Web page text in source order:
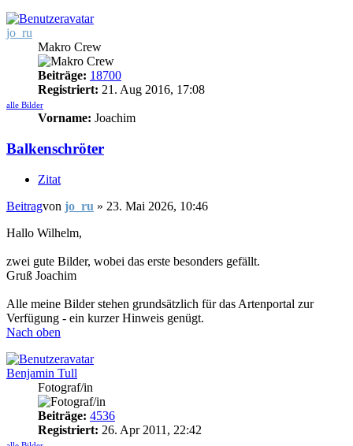
jo_ru
Makro Crew
Beiträge: 18700
Registriert: 21. Aug 2016, 17:08
alle Bilder
Vorname: Joachim
Balkenschröter
Zitat
Beitragvon jo_ru » 23. Mai 2026, 10:46
Hallo Wilhelm,
zwei gute Bilder, wobei das erste besonders gefällt.
Gruß Joachim
Alle meine Bilder stehen grundsätzlich für das Artenportal zur
Verfügung - ein kurzer Hinweis genügt.
Nach oben
Benjamin Tull
Fotograf/in
Beiträge: 4536
Registriert: 26. Apr 2011, 22:42